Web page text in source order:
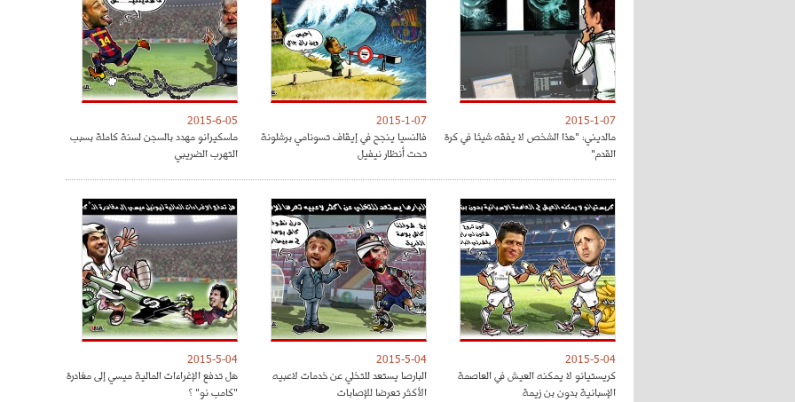
2015-1-07
مالديني: "هذا الشخص لا يفقه شيئا في كرة
القدم"
2015-1-07
فالنسيا ينجح في إيقاف تسونامي برشلونة
تحت أنظار نيفيل
2015-6-05
ماسكيرانو مهدد بالسجن لسنة كاملة بسبب
التهرب الضريبي
2015-5-04
كريستيانو لا يمكنه العيش في العاصمة
الإسبانية بدون بن زيمة
2015-5-04
البارصا يستعد للتخلي عن خدمات لاعبيه
الأكثر تعرضا للإصابات
2015-5-04
هل تدفع الإغراءات المالية ميسي إلى مغادرة
"كامب نو" ؟